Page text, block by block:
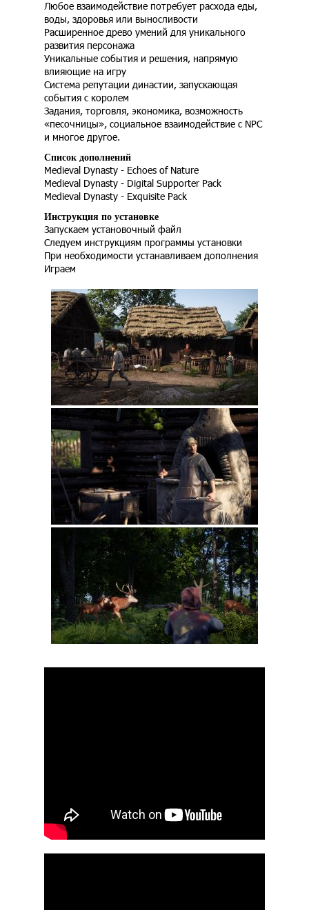
Любое взаимодействие потребует расхода еды,
воды, здоровья или выносливости
Расширенное древо умений для уникального
развития персонажа
Уникальные события и решения, напрямую
влияющие на игру
Система репутации династии, запускающая
события с королем
Задания, торговля, экономика, возможность
«песочницы», социальное взаимодействие с NPC
и многое другое.
Список дополнений
Medieval Dynasty - Echoes of Nature
Medieval Dynasty - Digital Supporter Pack
Medieval Dynasty - Exquisite Pack
Инструкция по установке
Запускаем установочный файл
Следуем инструкциям программы установки
При необходимости устанавливаем дополнения
Играем